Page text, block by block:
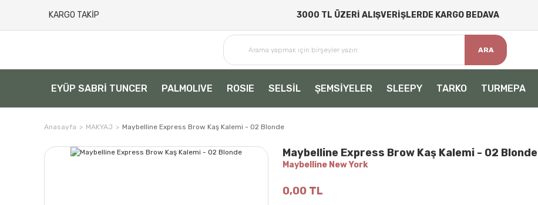
KARGO TAKİP 3000 TL ÜZERİ ALIŞVERİŞLERDE KARGO BEDAVA
ARA
EYÜP SABRİ TUNCER PALMOLIVE ROSIE SELSİL ŞEMSİYELER SLEEPY TARKO TURMEPA
Anasayfa MAKYAJ Maybelline Express Brow Kaş Kalemi - 02 Blonde
Maybelline Express Brow Kaş Kalemi - 02 Blonde
Maybelline New York
0,00 TL